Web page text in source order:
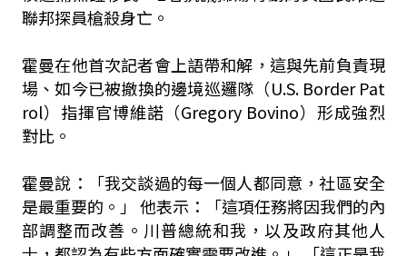
聯邦探員槍殺身亡。
霍曼在他首次記者會上語帶和解，這與先前負責現
場、如今已被撤換的邊境巡邏隊（U.S. Border Pat
rol）指揮官博維諾（Gregory Bovino）形成強烈
對比。
霍曼說：「我交談過的每一個人都同意，社區安全
是最重要的。」 他表示：「這項任務將因我們的內
部調整而改善。川普總統和我，以及政府其他人